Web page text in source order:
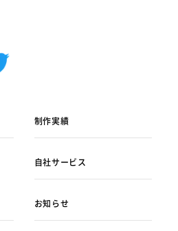
制作実績
自社サービス
お知らせ